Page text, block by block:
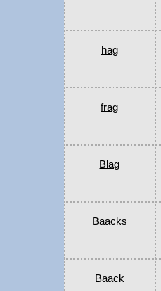
hag
frag
Blag
Baacks
Baack